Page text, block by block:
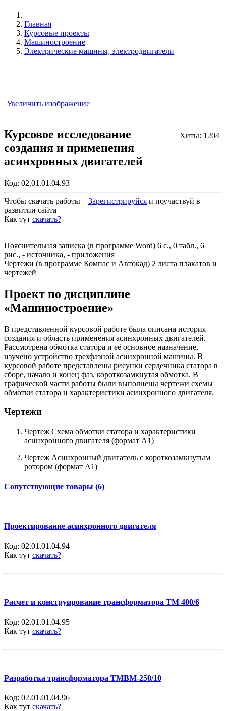
Главная
Курсовые проекты
Машиностроение
Электрические машины, электродвигатели
Увеличить изображение
Хиты: 1204
Курсовое исследование
создания и применения
асинхронных двигателей
Код: 02.01.01.04.93
Чтобы скачать работы – Зарегистрируйся и поучаствуй в
развитии сайта
Как тут скачать?
Пояснительная записка (в программе Word) 6 с., 0 табл., 6
рис., - источника, - приложения
Чертежи (в программе Компас и Автокад) 2 листа плакатов и
чертежей
Проект по дисциплине
«Машиностроение»
В представленной курсовой работе была описана история
создания и область применения асинхронных двигателей.
Рассмотрена обмотка статора и её основное назначение,
изучено устройство трехфазной асинхронной машины. В
курсовой работе представлены рисунки сердечника статора в
сборе, начало и конец фаз, короткозамкнутая обмотка. В
графической части работы были выполнены чертежи схемы
обмотки статора и характеристики асинхронного двигателя.
Чертежи
Чертеж Схема обмотки статора и характеристики
асинхронного двигателя (формат А1)
Чертеж Асинхронный двигатель с короткозамкнутым
ротором (формат А1)
Сопутствующие товары (6)
Проектирование асинхронного двигателя
Код: 02.01.01.04.94
Как тут скачать?
Расчет и конструирование трансформатора ТМ 400/6
Код: 02.01.01.04.95
Как тут скачать?
Разработка трансформатора ТМВМ-250/10
Код: 02.01.01.04.96
Как тут скачать?